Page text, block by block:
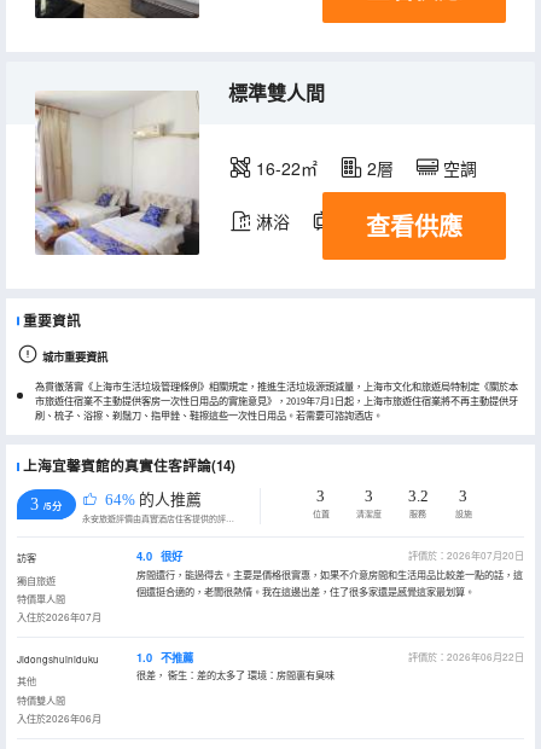
標準雙人間
16-22㎡ 2層 空調
淋浴 電視機
查看供應
重要資訊
城市重要資訊
為貫徹落實《上海市生活垃圾管理條例》相關規定，推進生活垃圾源頭減量，上海市文化和旅遊局特制定《關於本
市旅遊住宿業不主動提供客房一次性日用品的實施意見》，2019年7月1日起，上海市旅遊住宿業將不再主動提供牙
刷、梳子、浴擦、剃鬚刀、指甲銼、鞋擦這些一次性日用品。若需要可諮詢酒店。
上海宜馨賓館的真實住客評論(14)
3 /5分 64% 的人推薦
永安旅遊評價由真實酒店住客提供的評價。
3
位置
3
清潔度
3.2
服務
3
設施
訪客
獨自旅遊
特價單人間
入住於2026年07月
4.0 很好
評價於：2026年07月20日
房間還行，能過得去。主要是價格很實惠，如果不介意房間和生活用品比較差一點的話，這
個還挺合適的，老闆很熱情。我在這邊出差，住了很多家還是感覺這家最划算。
Jidongshuiniduku
其他
特價雙人間
入住於2026年06月
1.0 不推薦
評價於：2026年06月22日
很差， 衞生：差的太多了 環境：房間裏有臭味